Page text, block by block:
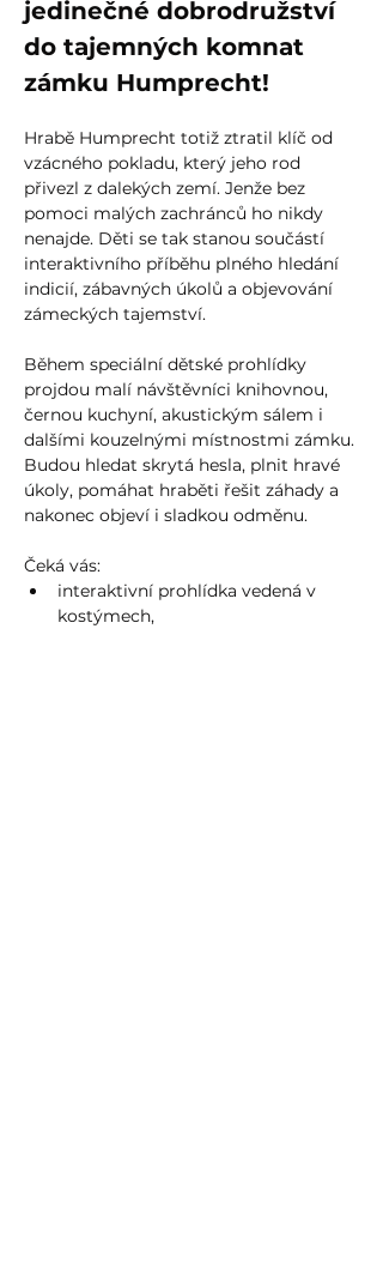
jedinečné dobrodružství
do tajemných komnat
zámku Humprecht!
Hrabě Humprecht totiž ztratil klíč od
vzácného pokladu, který jeho rod
přivezl z dalekých zemí. Jenže bez
pomoci malých zachránců ho nikdy
nenajde. Děti se tak stanou součástí
interaktivního příběhu plného hledání
indicií, zábavných úkolů a objevování
zámeckých tajemství.
Během speciální dětské prohlídky
projdou malí návštěvníci knihovnou,
černou kuchyní, akustickým sálem i
dalšími kouzelnými místnostmi zámku.
Budou hledat skrytá hesla, plnit hravé
úkoly, pomáhat hraběti řešit záhady a
nakonec objeví i sladkou odměnu.
Čeká vás:
interaktivní prohlídka vedená v
kostýmech,